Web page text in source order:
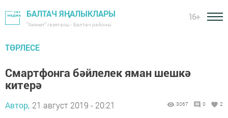
БАЛТАЧ ЯҢАЛЫКЛАРЫ
"Хезмәт" газетасы - Балтач районы
16+
ТӨРЛЕСЕ
Смартфонга бәйлелек яман шешкә
китерә
Автор, 21 август 2019 - 20:21 3067 0 2